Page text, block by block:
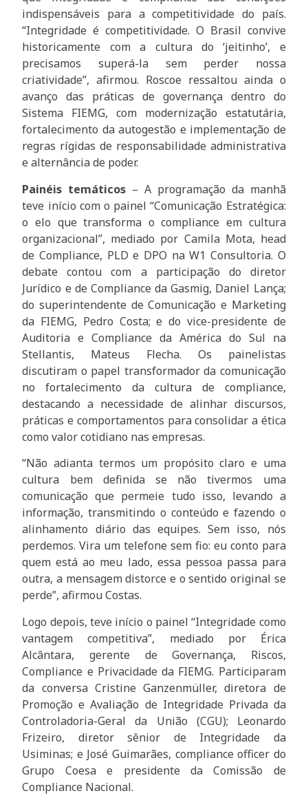
indispensáveis para a competitividade do país.
“Integridade é competitividade. O Brasil convive
historicamente com a cultura do ‘jeitinho’, e
precisamos superá-la sem perder nossa
criatividade”, afirmou. Roscoe ressaltou ainda o
avanço das práticas de governança dentro do
Sistema FIEMG, com modernização estatutária,
fortalecimento da autogestão e implementação de
regras rígidas de responsabilidade administrativa
e alternância de poder.
Painéis temáticos – A programação da manhã
teve início com o painel “Comunicação Estratégica:
o elo que transforma o compliance em cultura
organizacional”, mediado por Camila Mota, head
de Compliance, PLD e DPO na W1 Consultoria. O
debate contou com a participação do diretor
Jurídico e de Compliance da Gasmig, Daniel Lança;
do superintendente de Comunicação e Marketing
da FIEMG, Pedro Costa; e do vice-presidente de
Auditoria e Compliance da América do Sul na
Stellantis, Mateus Flecha. Os painelistas
discutiram o papel transformador da comunicação
no fortalecimento da cultura de compliance,
destacando a necessidade de alinhar discursos,
práticas e comportamentos para consolidar a ética
como valor cotidiano nas empresas.
“Não adianta termos um propósito claro e uma
cultura bem definida se não tivermos uma
comunicação que permeie tudo isso, levando a
informação, transmitindo o conteúdo e fazendo o
alinhamento diário das equipes. Sem isso, nós
perdemos. Vira um telefone sem fio: eu conto para
quem está ao meu lado, essa pessoa passa para
outra, a mensagem distorce e o sentido original se
perde”, afirmou Costas.
Logo depois, teve início o painel “Integridade como
vantagem competitiva”, mediado por Érica
Alcântara, gerente de Governança, Riscos,
Compliance e Privacidade da FIEMG. Participaram
da conversa Cristine Ganzenmüller, diretora de
Promoção e Avaliação de Integridade Privada da
Controladoria-Geral da União (CGU); Leonardo
Frizeiro, diretor sênior de Integridade da
Usiminas; e José Guimarães, compliance officer do
Grupo Coesa e presidente da Comissão de
Compliance Nacional.